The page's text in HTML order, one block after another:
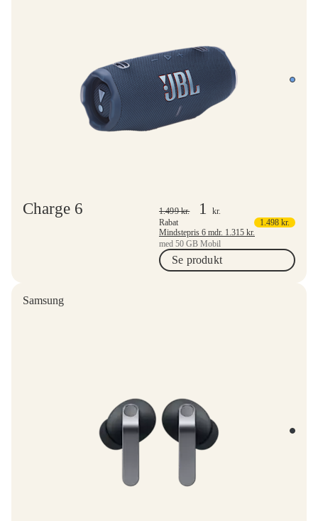
Charge 6 1.499kr. 1
kr.
Rabat
1.498 kr.
Mindstepris 6 mdr. 1.315 kr.
med 50 GB Mobil
Se produkt
Samsung